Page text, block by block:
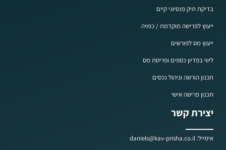
בדיקת תיק פנסיוני קיים
ייעוץ לפרישה מוקדמת / כפויה
ייעוץ מס לפורשים
ליווי בפדיון כספים ופריסת מס
תכנון הורשה וניהול נכסים
תכנון פרישה אישי
יצירת קשר
אימייל: daniels@kav-prisha.co.il